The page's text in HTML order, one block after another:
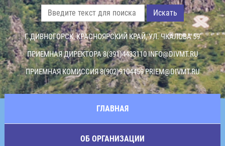
Искать
Г. ДИВНОГОРСК, КРАСНОЯРСКИЙ КРАЙ, УЛ. ЧКАЛОВА 59
ПРИЕМНАЯ ДИРЕКТОРА 8(391)4433110INFO@DIVMT.RU
ПРИЕМНАЯ КОМИССИЯ 8(902)9104459PRIEM@DIVMT.RU
ГЛАВНАЯ
ОБ ОРГАНИЗАЦИИ